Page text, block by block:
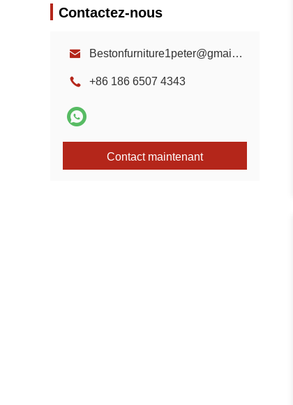
Contactez-nous
Bestonfurniture1peter@gmail.com
+86 186 6507 4343
Contact maintenant